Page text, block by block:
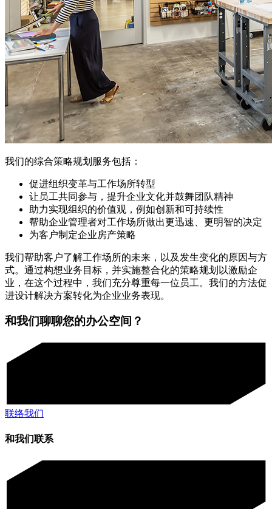
我们的综合策略规划服务包括：
促进组织变革与工作场所转型
让员工共同参与，提升企业文化并鼓舞团队精神
助力实现组织的价值观，例如创新和可持续性
帮助企业管理者对工作场所做出更迅速、更明智的决定
为客户制定企业房产策略
我们帮助客户了解工作场所的未来，以及发生变化的原因与方
式。通过构想业务目标，并实施整合化的策略规划以激励企
业，在这个过程中，我们充分尊重每一位员工。我们的方法促
进设计解决方案转化为企业业务表现。
和我们聊聊您的办公空间？
联络我们
和我们联系